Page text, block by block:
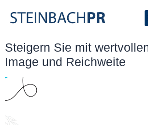
Steigern Sie mit
Image und Reichweite